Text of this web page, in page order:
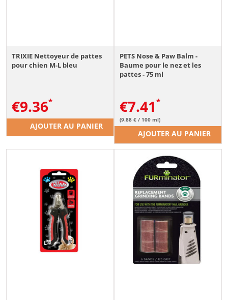
TRIXIE Nettoyeur de pattes
pour chien M-L bleu
€9.36
AJOUTER AU PANIER
PETS Nose & Paw Balm -
Baume pour le nez et les
pattes - 75 ml
€7.41
(9.88 € / 100 ml)
AJOUTER AU PANIER